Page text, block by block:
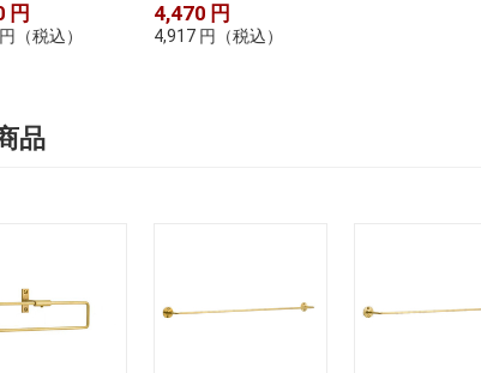
円
（税込）
4,470 円
4,917 円 （税込）
品